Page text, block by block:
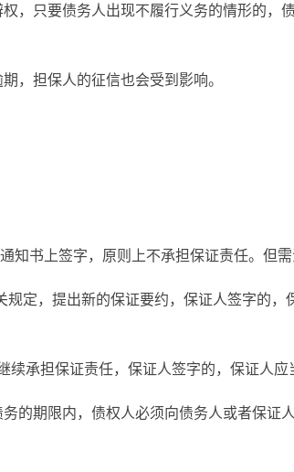
，只要债务人出现不履行义务的情形的，
，担保人的征信也会受到影响。
知书上签字，原则上不承担保证责任。但需
规定，提出新的保证要约，保证人签字的，
承担保证责任，保证人签字的，保证人应
的期限内，债权人必须向债务人或者保证